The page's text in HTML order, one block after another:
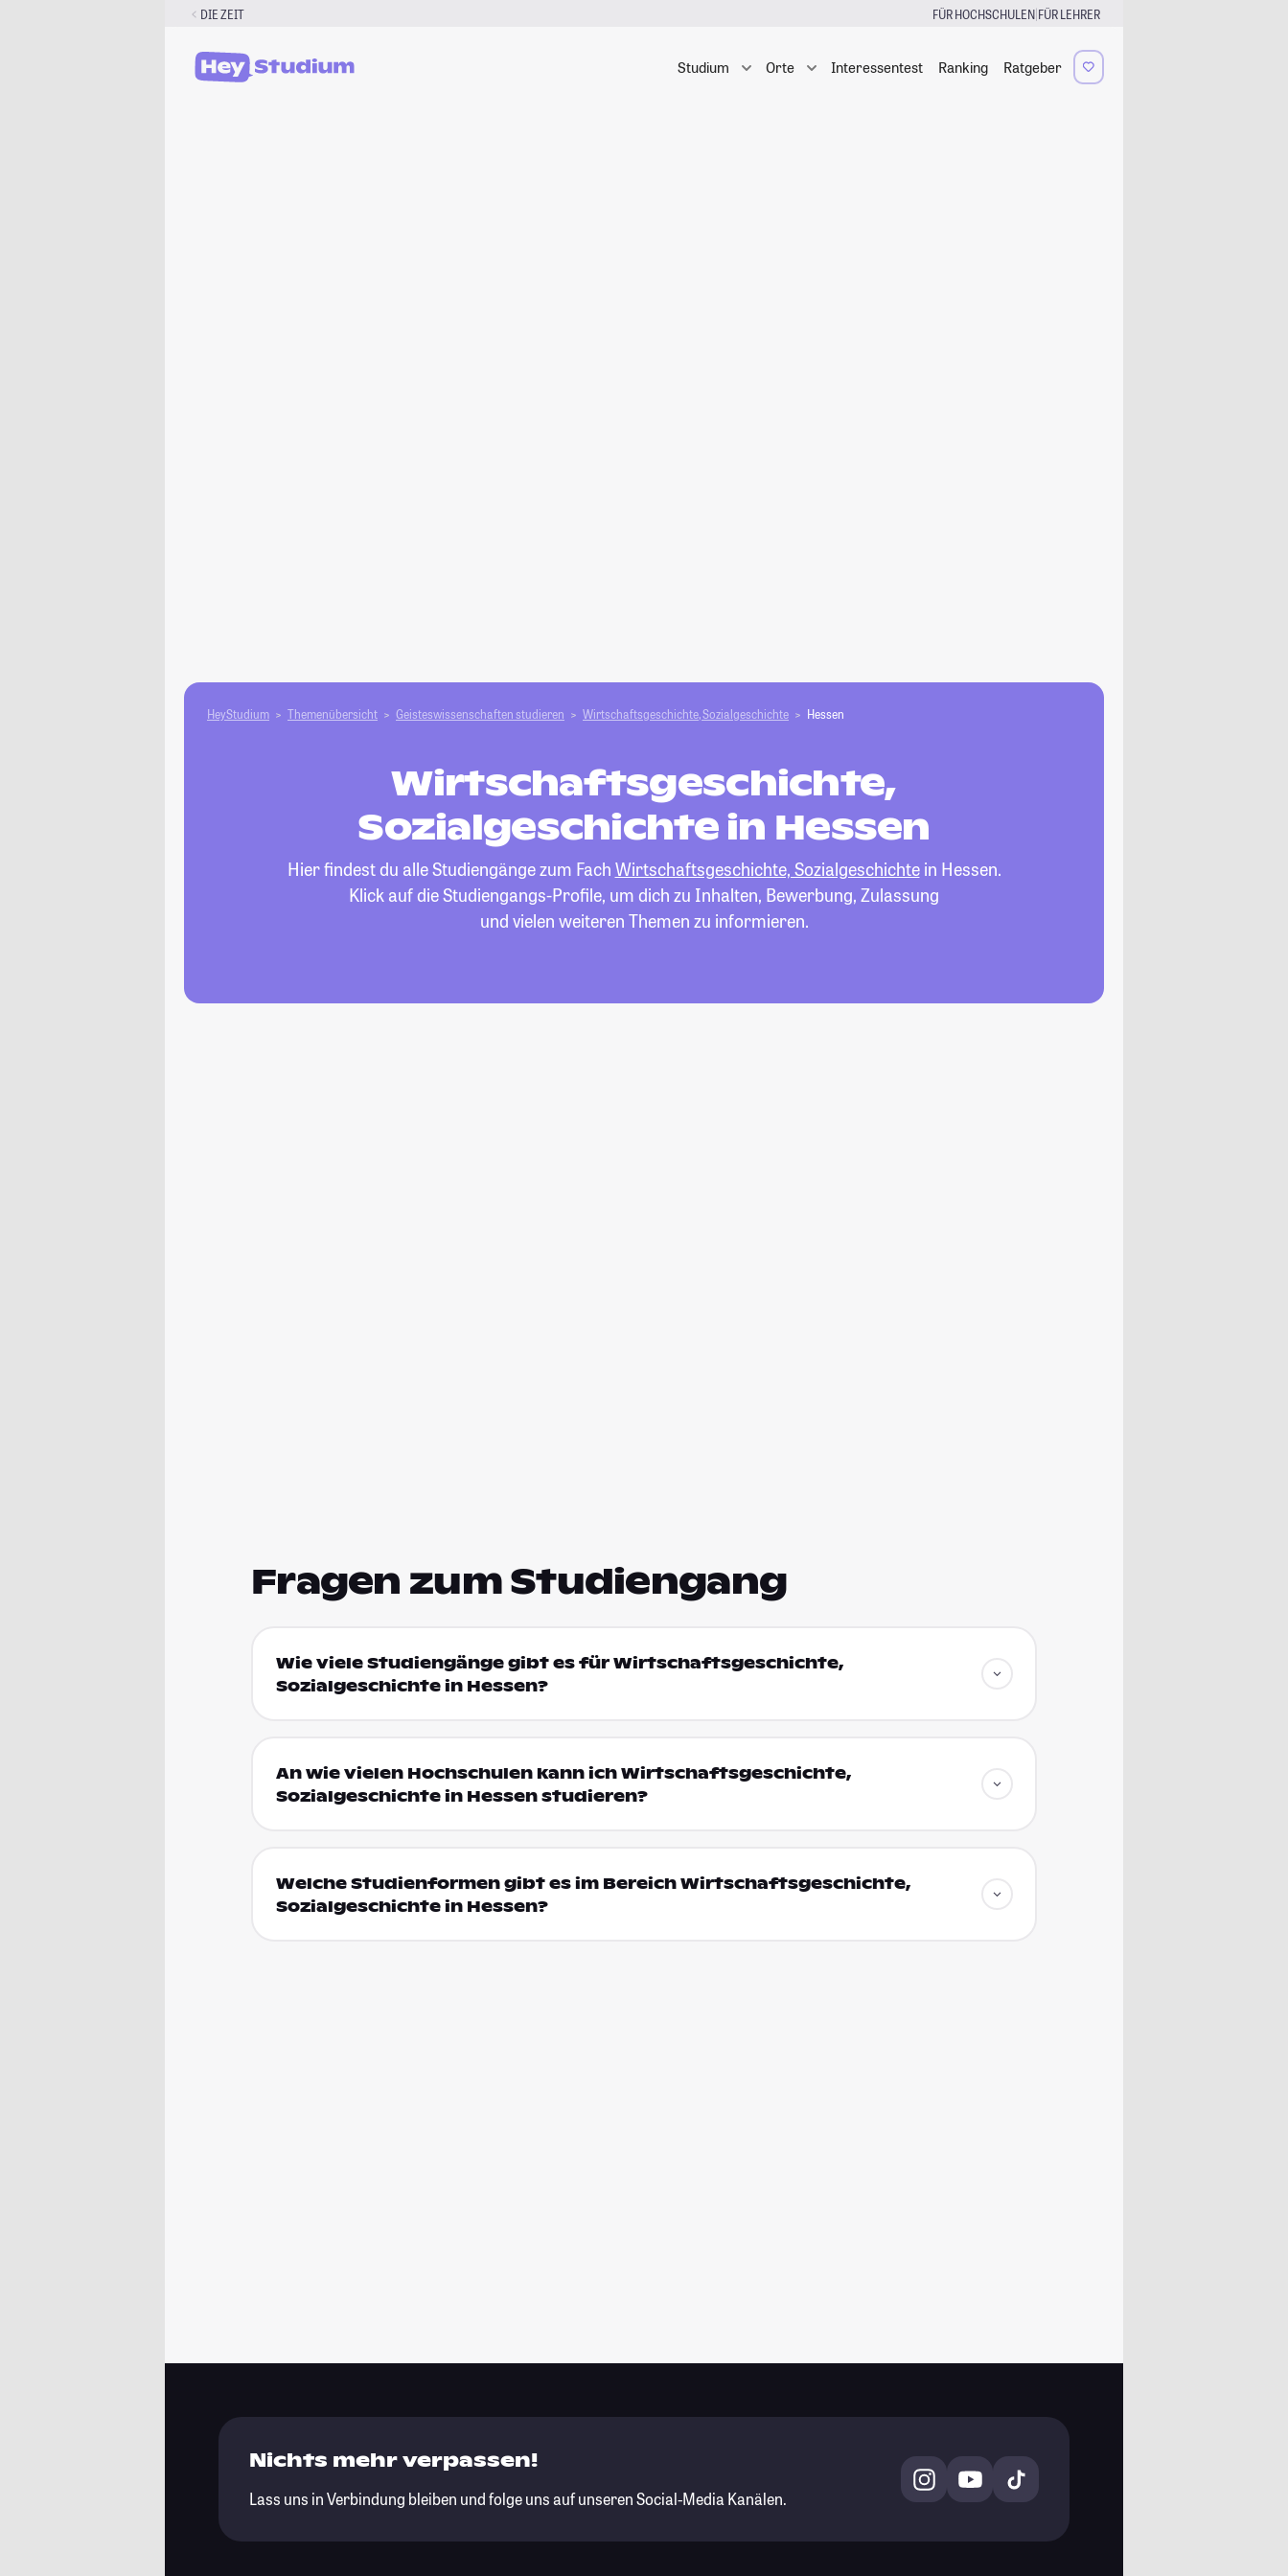
DIE ZEIT FÜR HOCHSCHULEN|FÜR LEHRER
Studium Orte Interessentest Ranking Ratgeber
HeyStudium Themenübersicht Geisteswissenschaften studieren Wirtschaftsgeschichte, Sozialgeschichte Hessen
Wirtschaftsgeschichte,
Sozialgeschichte in Hessen
Hier findest du alle Studiengänge zum Fach Wirtschaftsgeschichte, Sozialgeschichtein Hessen.
Klick auf die Studiengangs-Profile, um dich zu Inhalten, Bewerbung, Zulassung
und vielen weiteren Themen zu informieren.
Fragen zum Studiengang
Wie viele Studiengänge gibt es für Wirtschaftsgeschichte,
Sozialgeschichte in Hessen?
An wie vielen Hochschulen kann ich Wirtschaftsgeschichte,
Sozialgeschichte in Hessen studieren?
Welche Studienformen gibt es im Bereich Wirtschaftsgeschichte,
Sozialgeschichte in Hessen?
Nichts mehr verpassen!
Lass uns in Verbindung bleiben und folge uns auf unseren Social-Media Kanälen.